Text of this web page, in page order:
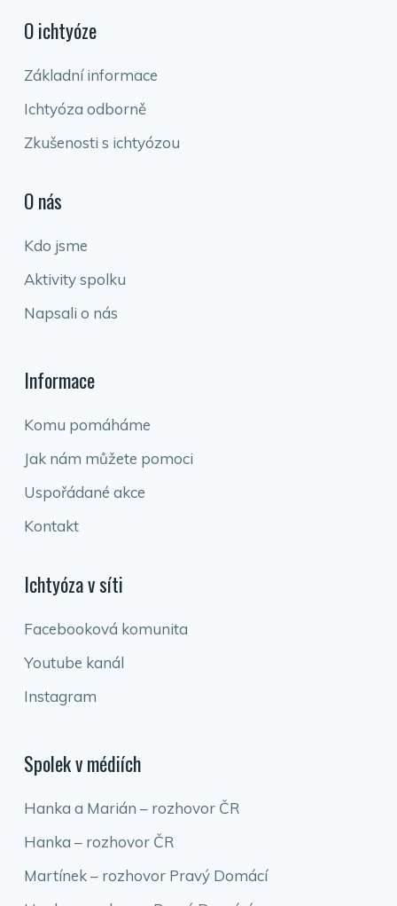
O ichtyóze
Základní informace
Ichtyóza odborně
Zkušenosti s ichtyózou
O nás
Kdo jsme
Aktivity spolku
Napsali o nás
Informace
Komu pomáháme
Jak nám můžete pomoci
Uspořádané akce
Kontakt
Ichtyóza v síti
Facebooková komunita
Youtube kanál
Instagram
Spolek v médiích
Hanka a Marián – rozhovor ČR
Hanka – rozhovor ČR
Martínek – rozhovor Pravý Domácí